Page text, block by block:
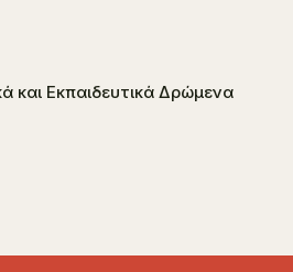
και Εκπαιδευτικά Δρώμενα